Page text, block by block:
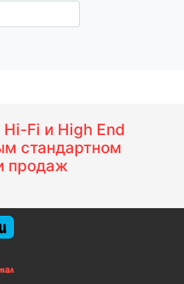
Fi и High End
стандартном
продаж